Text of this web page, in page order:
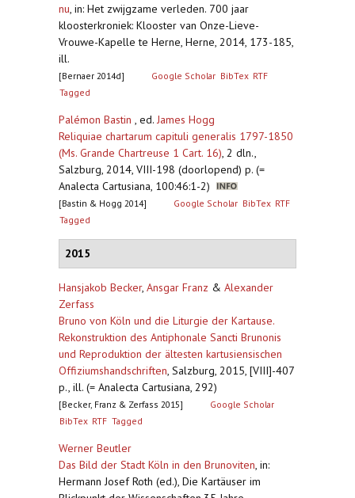
nu, in: Het zwijgzame verleden. 700 jaar
kloosterkroniek: Klooster van Onze-Lieve-
Vrouwe-Kapelle te Herne, Herne, 2014, 173-185,
ill.
[Bernaer 2014d] Google Scholar BibTex RTF
Tagged
Palémon Bastin , ed. James Hogg
Reliquiae chartarum capituli generalis 1797-1850
(Ms. Grande Chartreuse 1 Cart. 16), 2 dln.,
Salzburg, 2014, VIII-198 (doorlopend) p. (=
Analecta Cartusiana, 100:46:1-2)
[Bastin & Hogg 2014] Google Scholar BibTex RTF
Tagged
2015
Hansjakob Becker, Ansgar Franz & Alexander
Zerfass
Bruno von Köln und die Liturgie der Kartause.
Rekonstruktion des Antiphonale Sancti Brunonis
und Reproduktion der ältesten kartusiensischen
Offiziumshandschriften, Salzburg, 2015, [VIII]-407
p., ill. (= Analecta Cartusiana, 292)
[Becker, Franz & Zerfass 2015]
Google Scholar
BibTex RTF Tagged
Werner Beutler
Das Bild der Stadt Köln in den Brunoviten, in:
Hermann Josef Roth (ed.), Die Kartäuser im